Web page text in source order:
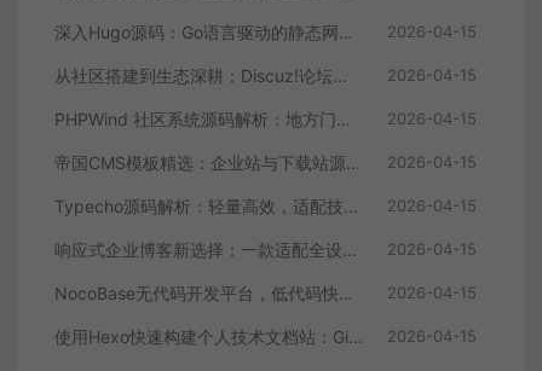
深入Hugo源码：Go语言驱动的静态网站生成器核心解析 2026-04-15
从社区搭建到生态深耕：Discuz!论坛源码的进阶价值 2026-04-15
PHPWind 社区系统源码解析：地方门户与论坛的技术实现 2026-04-15
帝国CMS模板精选：企业站与下载站源码全解析 2026-04-15
Typecho源码解析：轻量高效，适配技术博主的个人博客首选 2026-04-15
响应式企业博客新选择：一款适配全设备的WordPress主题源码 2026-04-15
NocoBase无代码开发平台，低代码快速搭建应用，支持自定义工作流 2026-04-15
使用Hexo快速构建个人技术文档站：GitHub Pages托管全攻略 2026-04-15